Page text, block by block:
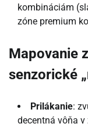
kombináciám
zóne premium
Mapovanie
senzorické
Prilákanie:
decentná vôňa v